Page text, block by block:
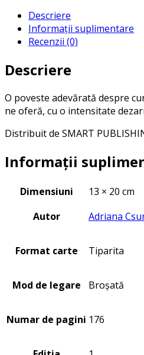
Descriere
Informații suplimentare
Recenzii (0)
Descriere
O poveste adevărată despre
ne oferă, cu o intensitate
Distribuit de SMART
Informații
Dimensiuni
13 × 20 cm
Autor
Adriana
Format carte Tiparita
Mod de legare Broșată
Numar de pagini 176